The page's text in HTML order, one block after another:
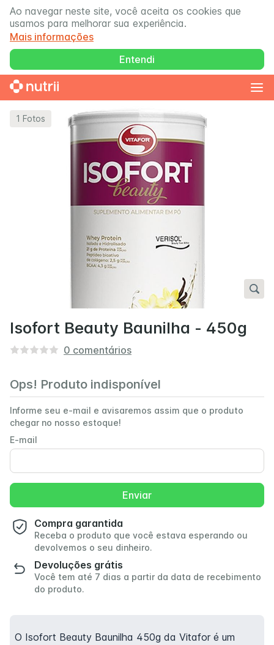
Ao navegar neste site, você aceita os cookies que
usamos para melhorar sua experiência.
Mais informações
Entendi
1 Fotos
Isofort Beauty Baunilha - 450g
0 comentários
Ops! Produto indisponível
Informe seu e-mail e avisaremos assim que o produto
chegar no nosso estoque!
E-mail
Enviar
Compra garantida
Receba o produto que você estava esperando ou
devolvemos o seu dinheiro.
Devoluções grátis
Você tem até 7 dias a partir da data de recebimento
do produto.
O Isofort Beauty Baunilha 450g da Vitafor é um